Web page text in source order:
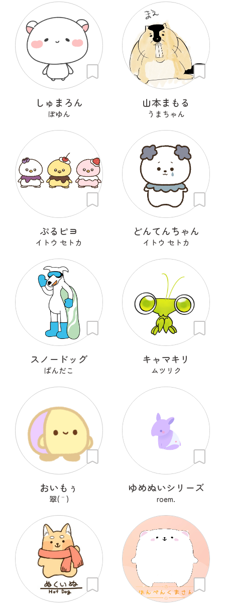
しゅまろん
ぽゆん
山本まもる
うまちゃん
ぷるピヨ
イトウ セトカ
どんてんちゃん
イトウ セトカ
スノードッグ
ぱんだこ
キャマキリ
ムツリク
おいもぅ
翠( ¨̮ )
ゆめぬいシリーズ
roem.